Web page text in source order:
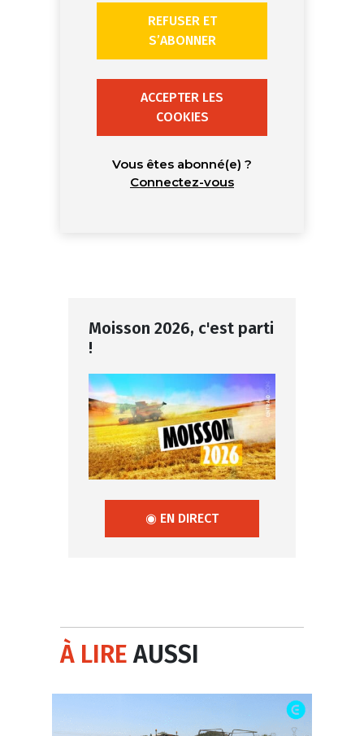
REFUSER ET
S’ABONNER
ACCEPTER LES
COOKIES
Vous êtes abonné(e) ?
Connectez-vous
Moisson 2026, c'est parti
!
◉ EN DIRECT
À LIREAUSSI